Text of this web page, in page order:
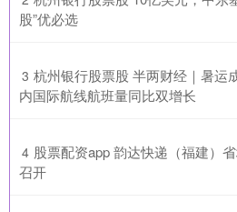
股”优必选
3 杭州银行股票股 半两财经｜暑运
内国际航线航班量同比双增长
4 股票配资app 韵达快递（福建）
召开